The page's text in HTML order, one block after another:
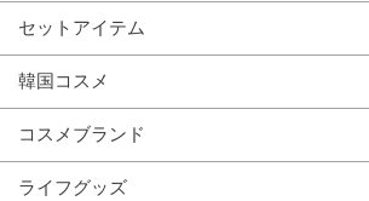
セットアイテム
韓国コスメ
コスメブランド
ライフグッズ